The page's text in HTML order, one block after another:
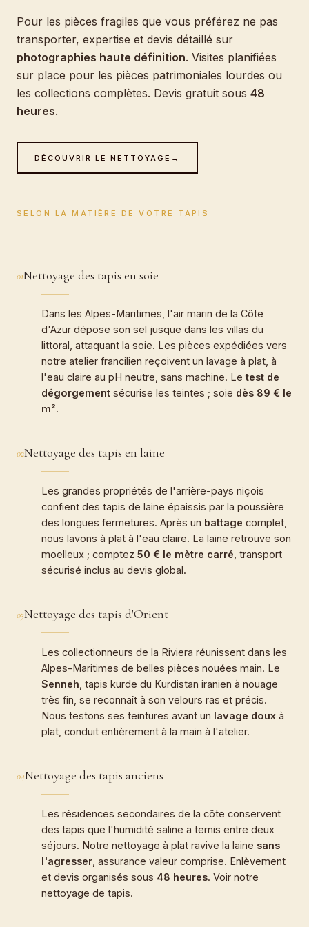
Pour les pièces fragiles que vous préférez ne pas
transporter, expertise et devis détaillé sur
photographies haute définition. Visites planifiées
sur place pour les pièces patrimoniales lourdes ou
les collections complètes. Devis gratuit sous 48
heures.
DÉCOUVRIR LE NETTOYAGE →
SELON LA MATIÈRE DE VOTRE TAPIS
01Nettoyage des tapis en soie
Dans les Alpes-Maritimes, l'air marin de la Côte
d'Azur dépose son sel jusque dans les villas du
littoral, attaquant la soie. Les pièces expédiées vers
notre atelier francilien reçoivent un lavage à plat, à
l'eau claire au pH neutre, sans machine. Letest de
dégorgement sécurise les teintes ; soie dès 89 € le
m².
02Nettoyage des tapis en laine
Les grandes propriétés de l'arrière-pays niçois
confient des tapis de laine épaissis par la poussière
des longues fermetures. Après un battage complet,
nous lavons à plat à l'eau claire. La laine retrouve son
moelleux ; comptez 50 € le mètre carré , transport
sécurisé inclus au devis global.
03Nettoyage des tapis d'Orient
Les collectionneurs de la Riviera réunissent dans les
Alpes-Maritimes de belles pièces nouées main. Le
Senneh , tapis kurde du Kurdistan iranien à nouage
très fin, se reconnaît à son velours ras et précis.
Nous testons ses teintures avant un lavage doux à
plat, conduit entièrement à la main à l'atelier.
04Nettoyage des tapis anciens
Les résidences secondaires de la côte conservent
des tapis que l'humidité saline a ternis entre deux
séjours. Notre nettoyage à plat ravive la laine sans
l'agresser , assurance valeur comprise. Enlèvement
et devis organisés sous 48 heures. Voir notre
nettoyage de tapis.